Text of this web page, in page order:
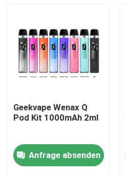
Geekvape Wenax Q
Pod Kit 1000mAh 2ml
Anfrage absenden